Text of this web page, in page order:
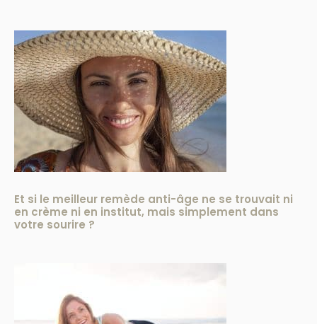
Et si le meilleur remède anti-âge ne se trouvait ni
en crème ni en institut, mais simplement dans
votre sourire ?